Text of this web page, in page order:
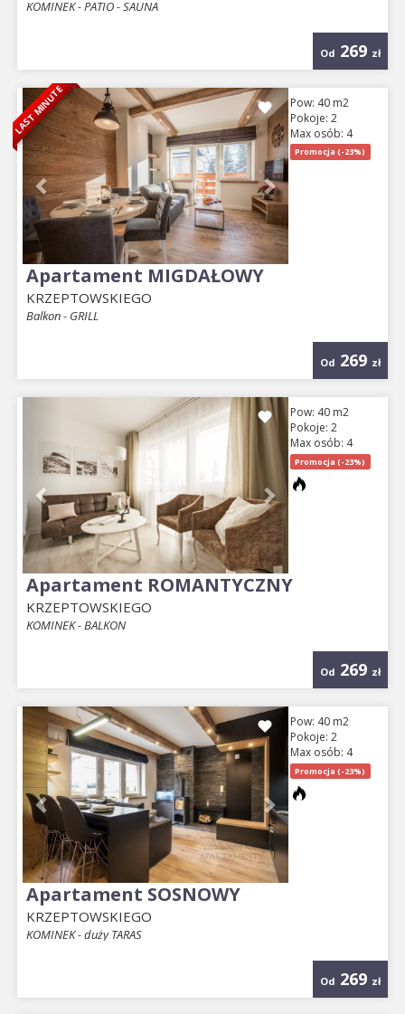
Od 269 zł
KOMINEK - PATIO - SAUNA
Od 269 zł
Previous Next
LAST MINUTE
Pow: 40 m2
Pokoje: 2
Max osób: 4
Promocja (-23%)
Apartament MIGDAŁOWY
KRZEPTOWSKIEGO
Balkon - GRILL
Od 269 zł
NextPow: 40 m2
Pokoje: 2
Max osób: 4
Promocja (-23%)
Apartament ROMANTYCZNY
KRZEPTOWSKIEGO
KOMINEK - BALKON
Od 269 zł
Previous NextPow: 40 m2
Pokoje: 2
Max osób: 4
Promocja (-23%)
Apartament SOSNOWY
KRZEPTOWSKIEGO
KOMINEK - duży TARAS